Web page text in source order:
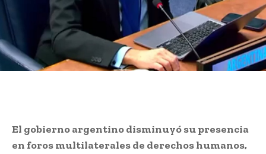
El gobierno argentino disminuyó su presencia
en foros multilaterales de derechos humanos,